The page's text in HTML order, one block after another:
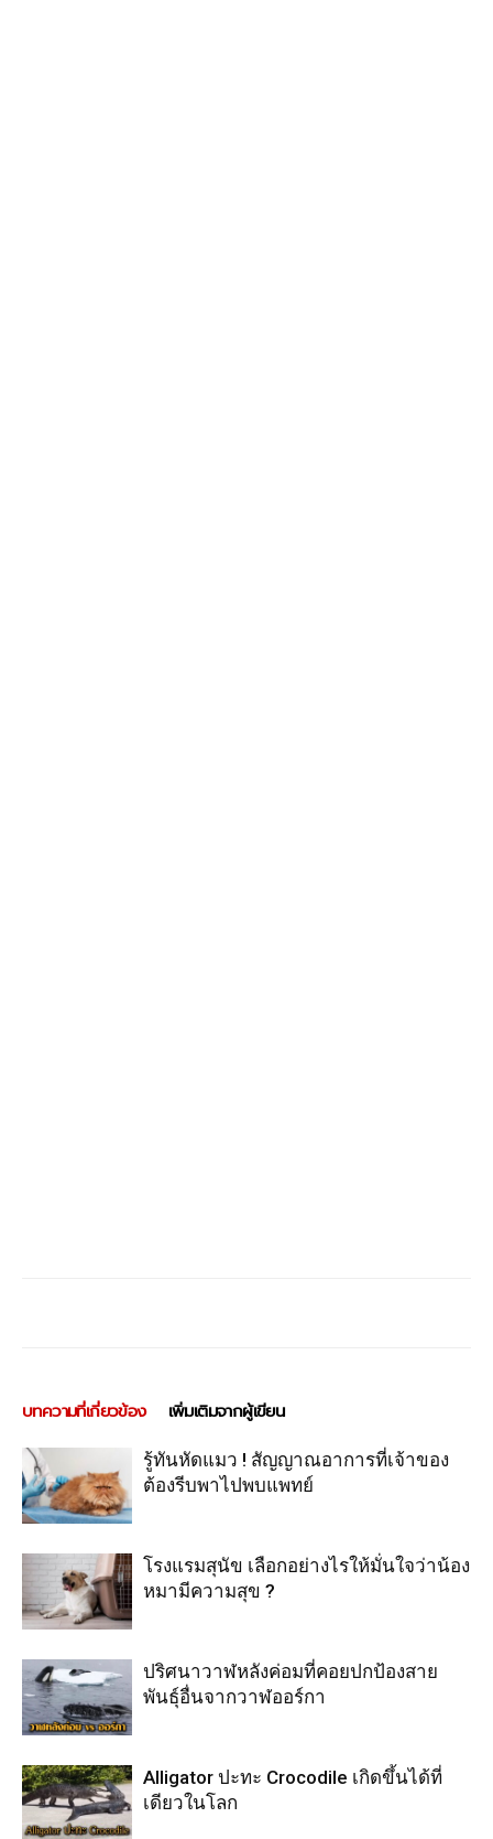
บทความที่เกี่ยวข้อง เพิ่มเติมจากผู้เขียน
รู้ทันหัดแมว ! สัญญาณอาการที่เจ้าของ
ต้องรีบพาไปพบแพทย์
โรงแรมสุนัข เลือกอย่างไรให้มั่นใจว่าน้อง
หมามีความสุข ?
ปริศนาวาฬหลังค่อมที่คอยปกป้องสาย
พันธุ์อื่นจากวาฬออร์กา
Alligator ปะทะ Crocodile เกิดขึ้นได้ที่
เดียวในโลก